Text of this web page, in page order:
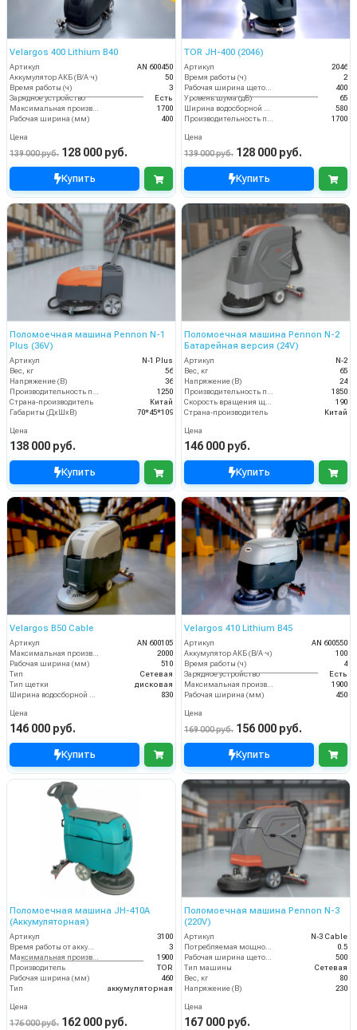
Velargos 400 Lithium B40
Артикул
AN 600450
Аккумулятор АКБ (В/А·ч)
50
Время работы (ч)
3
Зарядное устройство
Есть
Максимальная производительность (кв.м/час)
1700
Рабочая ширина (мм)
400
Цена
139 000 руб. 128 000 руб.
Купить
TOR JH-400 (2046)
Артикул
2046
Время работы (ч)
2
Рабочая ширина щеток (мм)
400
Уровень шума (дБ)
65
Ширина водосборной рейки
580
Производительность по площади (м2/ч)
1700
Цена
139 000 руб. 128 000 руб.
Купить
Поломоечная машина Pennon N-1
Plus (36V)
Артикул
N-1 Plus
Вес, кг
56
Напряжение (В)
36
Производительность по площади (м2/ч)
1250
Страна-производитель
Китай
Габариты (ДхШхВ)
70*45*109
Цена
138 000 руб.
Купить
Поломоечная машина Pennon N-2
Батарейная версия (24V)
Артикул
N-2
Вес, кг
65
Напряжение (В)
24
Производительность по площади (м2/ч)
1850
Скорость вращения щётки (об/мин)
190
Страна-производитель
Китай
Цена
146 000 руб.
Купить
Velargos B50 Cable
Артикул
AN 600105
2000
Рабочая ширина (мм)
510
Тип
Сетевая
Тип щетки
дисковая
830
Цена
146 000 руб.
Купить
Velargos 410 Lithium B45
Артикул
AN 600550
Аккумулятор АКБ (В/А·ч)
100
Время работы (ч)
4
Зарядное устройство
Есть
1900
Рабочая ширина (мм)
450
Цена
169 000 руб. 156 000 руб.
Купить
Поломоечная машина JH-410A
(Аккумуляторная)
Артикул
3100
Время работы от аккумуляторов (ч)
3
1900
Производитель
TOR
Рабочая ширина (мм)
460
Тип
аккумуляторная
Цена
176 000 руб. 162 000 руб.
Поломоечная машина Pennon N-3
(220V)
Артикул
N-3 Cable
0.5
500
Тип машины
Сетевая
Вес, кг
80
Напряжение (В)
230
Цена
167 000 руб.